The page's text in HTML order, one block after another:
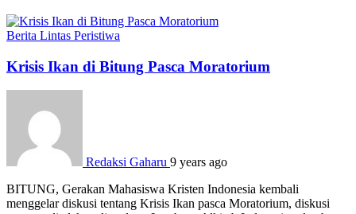
Berita Lintas Peristiwa
Krisis Ikan di Bitung Pasca Moratorium
Redaksi Gaharu 9 years ago
BITUNG, Gerakan Mahasiswa Kristen Indonesia kembali
menggelar diskusi tentang Krisis Ikan pasca Moratorium, diskusi